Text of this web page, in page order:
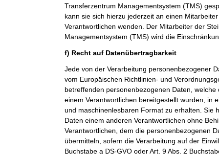
Transferzentrum Managementsystem (TMS)
kann sie sich hierzu jederzeit an einen
Verantwortlichen wenden. Der Mitarbeiter der
Managementsystem (TMS) wird die
f) Recht auf Datenübertragbarkeit
Jede von der Verarbeitung personenbezogener
vom Europäischen Richtlinien- und
betreffenden personenbezogenen Daten,
einem Verantwortlichen bereitgestellt wurden, in
und maschinenlesbaren Format zu erhalten. Sie
Daten einem anderen Verantwortlichen ohne
Verantwortlichen, dem die personenbezogenen
übermitteln, sofern die Verarbeitung auf der
Buchstabe a DS-GVO oder Art. 9 Abs. 2